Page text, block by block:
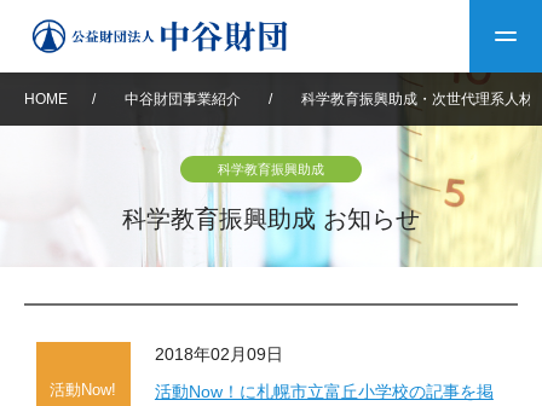
中谷財団について
設立趣意書 財団概要
中谷財団事業紹介 中谷賞
中谷財団動画紹介
HOME / 中谷財団事業紹介 / 科学教育振興助成・次世代理系人材
科学教育振興助成
科学教育振興助成 お知らせ
活動Now!
2018年02月09日
活動Now！に札幌市立富丘小学校の記事を掲